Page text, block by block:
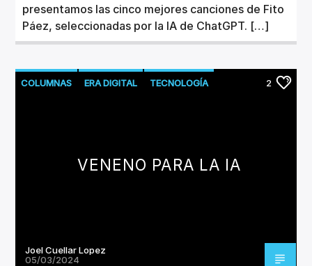
presentamos las cinco mejores canciones de Fito
Páez, seleccionadas por la IA de ChatGPT. […]
COLUMNAS ERA DIGITAL TECNOLOGÍA 2
VENENO PARA LA IA
Joel Cuellar Lopez
05/03/2024